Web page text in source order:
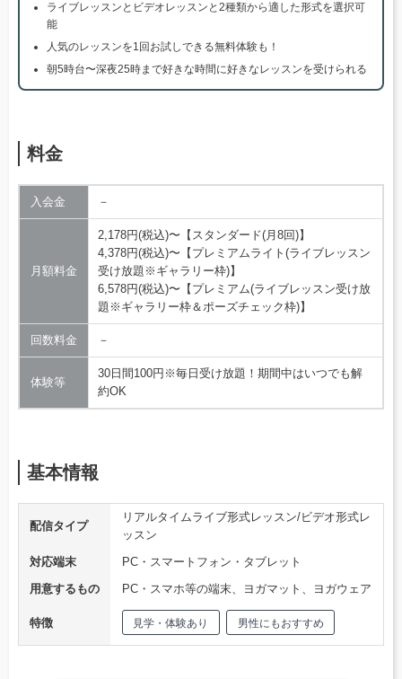
ライブレッスンとビデオレッスンと2種類から適した形式を選択可
能
人気のレッスンを1回お試しできる無料体験も！
朝5時台〜深夜25時まで好きな時間に好きなレッスンを受けられる
料金
入会金 －
月額料金
2,178円(税込)〜【スタンダード(月8回)】
4,378円(税込)〜【プレミアムライト(ライブレッスン
受け放題※ギャラリー枠)】
6,578円(税込)〜【プレミアム(ライブレッスン受け放
題※ギャラリー枠＆ポーズチェック枠)】
回数料金 －
体験等
30日間100円※毎日受け放題！期間中はいつでも解
約OK
基本情報
配信タイプ
リアルタイムライブ形式レッスン/ビデオ形式レ
ッスン
対応端末
PC・スマートフォン・タブレット
用意するもの
PC・スマホ等の端末、ヨガマット、ヨガウェア
特徴 見学・体験あり 男性にもおすすめ